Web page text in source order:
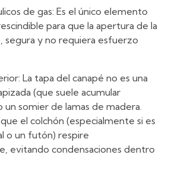
de gas: Es el único elemento
para que la apertura de la
segura y no requiera esfuerzo
La tapa del canapé no es una
(que suele acumular
un somier de lamas de madera.
el colchón (especialmente si es
o un futón) respire
evitando condensaciones dentro